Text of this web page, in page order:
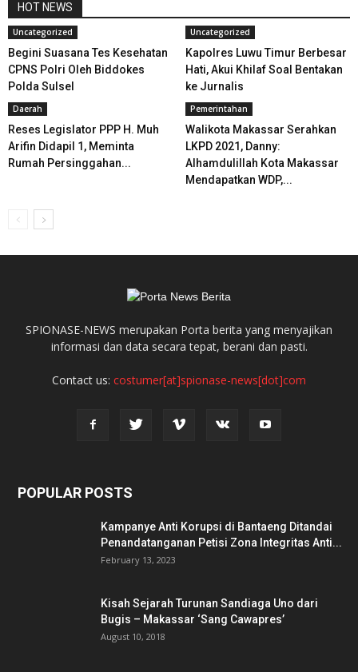
HOT NEWS
Uncategorized
Begini Suasana Tes Kesehatan
CPNS Polri Oleh Biddokes
Polda Sulsel
Uncategorized
Kapolres Luwu Timur Berbesar
Hati, Akui Khilaf Soal Bentakan
ke Jurnalis
Daerah
Reses Legislator PPP H. Muh
Arifin Didapil 1, Meminta
Rumah Persinggahan...
Pemerintahan
Walikota Makassar Serahkan
LKPD 2021, Danny:
Alhamdulillah Kota Makassar
Mendapatkan WDP,...
SPIONASE-NEWS merupakan Porta berita yang menyajikan
informasi dan data secara tepat, berani dan pasti.
Contact us: costumer[at]spionase-news[dot]com
POPULAR POSTS
Kampanye Anti Korupsi di Bantaeng Ditandai
Penandatanganan Petisi Zona Integritas Anti...
February 13, 2023
Kisah Sejarah Turunan Sandiaga Uno dari
Bugis – Makassar ‘Sang Cawapres’
August 10, 2018